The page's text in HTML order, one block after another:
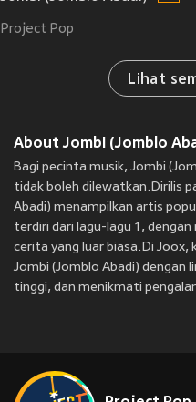
Project Pop
Lihat
About Jombi (Jomblo
Bagi pecinta musik, Jombi
tidak boleh dilewatkan.Dirilis
Abadi) menampilkan artis
terdiri dari lagu-lagu 1,
cerita yang luar biasa.Di Joox,
Jombi (Jomblo Abadi) dengan
tinggi, dan menikmati